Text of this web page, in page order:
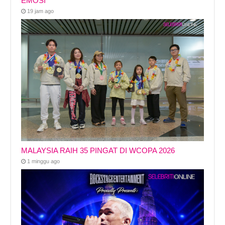
19 jam ago
MALAYSIA RAIH 35 PINGAT DI WCOPA 2026
1 minggu ago